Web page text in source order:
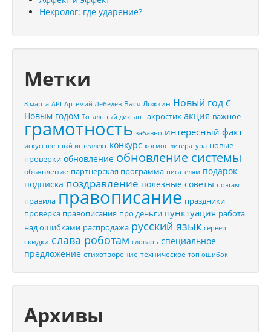
Некролог: где ударение?
Метки
8 марта API Артемий Лебедев Вася Ложкин Новый год С
Новым годом Тотальный диктант акростих акция важное
грамотность забавно интересный факт
искусственный интеллект конкурс космос литература новые
проверки обновление обновление системы
объявление партнёрская программа писателям подарок
подписка поздравление полезные советы поэтам
правила правописание праздники
проверка правописания про деньги пунктуация работа
над ошибками распродажа русский язык сервер
скидки слава роботам словарь специальное
предложение стихотворение техническое топ ошибок
Архивы